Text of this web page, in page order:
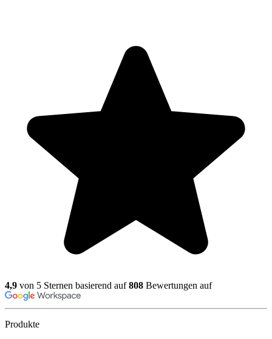
4,9 von 5 Sternen basierend auf808 Bewertungen auf
Produkte